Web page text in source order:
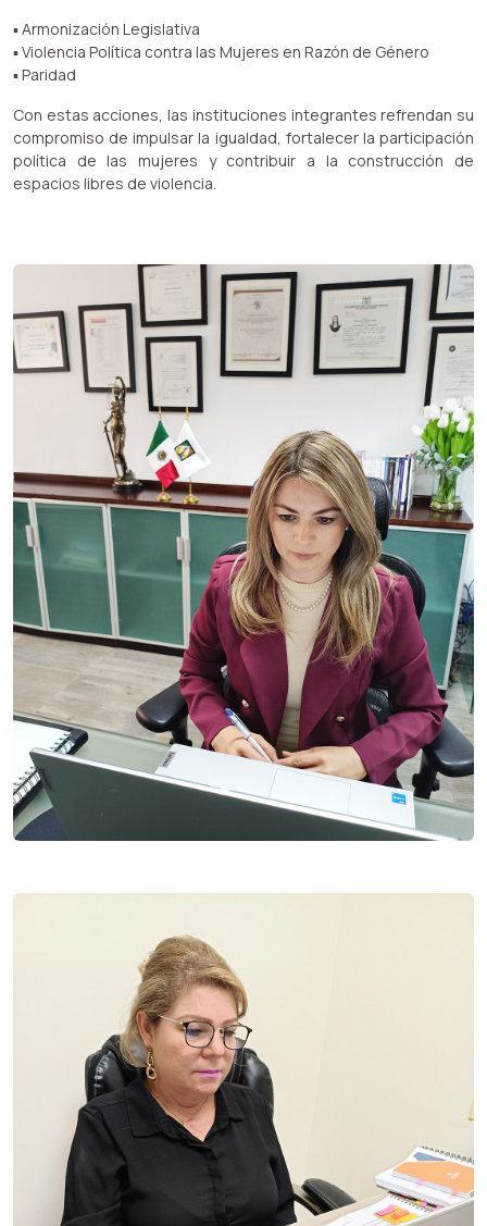
▪️ Armonización Legislativa
▪️ Violencia Política contra las Mujeres en Razón de Género
▪️ Paridad
Con estas acciones, las instituciones integrantes refrendan su
compromiso de impulsar la igualdad, fortalecer la participación
política de las mujeres y contribuir a la construcción de
espacios libres de violencia.